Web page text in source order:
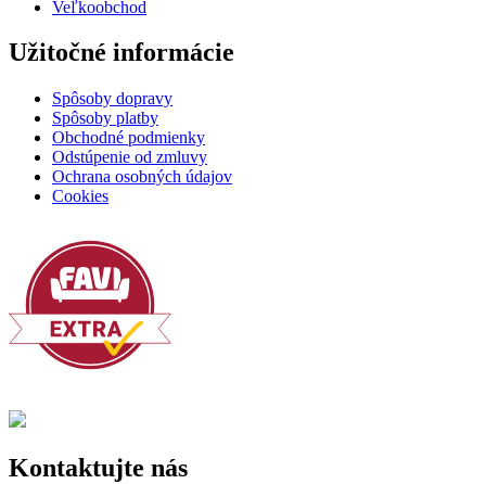
Veľkoobchod
Užitočné informácie
Spôsoby dopravy
Spôsoby platby
Obchodné podmienky
Odstúpenie od zmluvy
Ochrana osobných údajov
Cookies
Kontaktujte nás